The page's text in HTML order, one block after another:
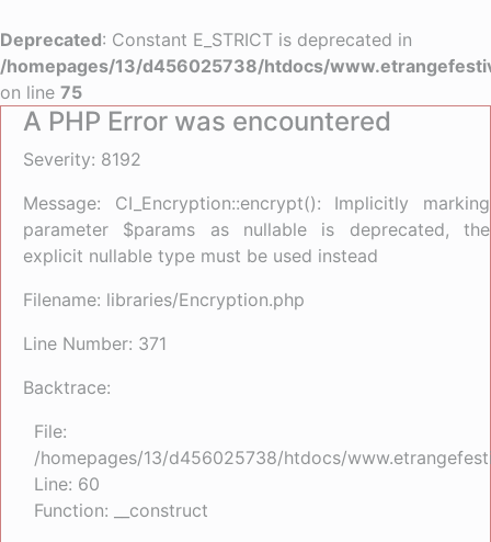
Deprecated: Constant E_STRICT is deprecated in
/homepages/13/d456025738/htdocs/
on line 75
A PHP Error was encountered
Severity: 8192
Message: CI_Encryption::encrypt(): Implicitly marking
parameter $params as nullable is deprecated, the
explicit nullable type must be used instead
Filename: libraries/Encryption.php
Line Number: 371
Backtrace:
File:
/homepages/13/d456025738/htdocs/
Line: 60
Function: __construct